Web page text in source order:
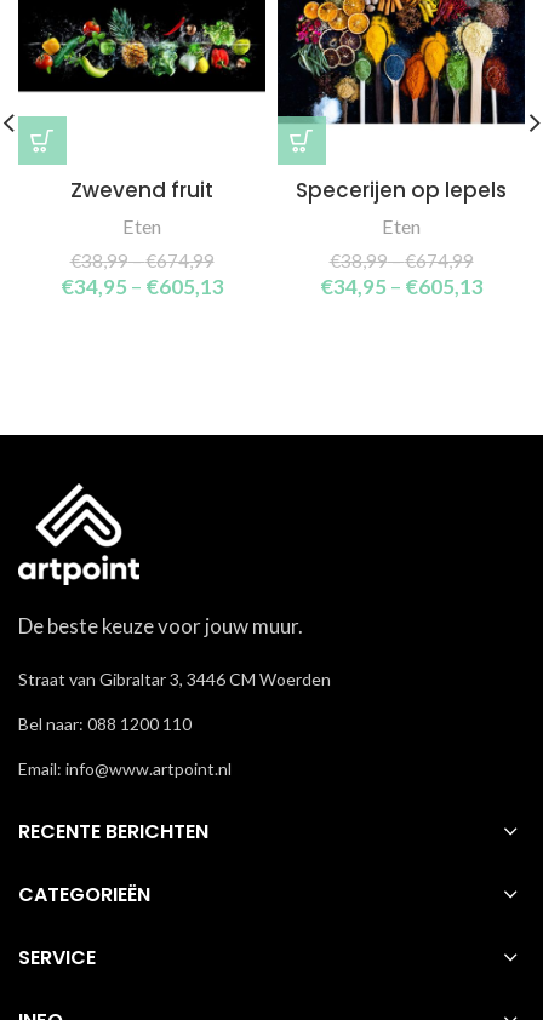
Zwevend fruit
Eten
€38,99–€674,99
€34,95 – €605,13
Specerijen op lepels
Eten
€38,99–€674,99
€34,95 – €605,13
De beste keuze voor jouw muur.
Straat van Gibraltar 3, 3446 CM Woerden
Bel naar: 088 1200 110
Email: info@www.artpoint.nl
RECENTE BERICHTEN
CATEGORIEËN
SERVICE